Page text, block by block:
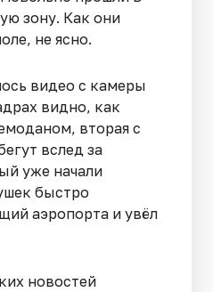
зону. Как они
не ясно.
видео с камеры
видно, как
вторая с
вслед за
уже начали
быстро
аэропорта и увёл
новостей